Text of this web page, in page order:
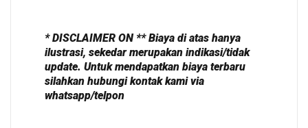
* DISCLAIMER ON ** Biaya di atas hanya
ilustrasi, sekedar merupakan indikasi/tidak
update. Untuk mendapatkan biaya terbaru
silahkan hubungi kontak kami via
whatsapp/telpon